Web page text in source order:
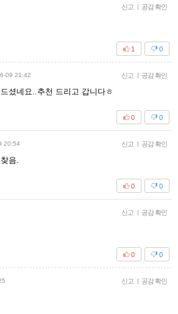
신고 | 공감 확인
0
1
09 21:42 신고 | 공감 확인
셨네요..추천 드리고 갑니다ㅎ
0
0
20:54 신고 | 공감 확인
음.
0
0
신고 | 공감 확인
0
0
신고 | 공감 확인